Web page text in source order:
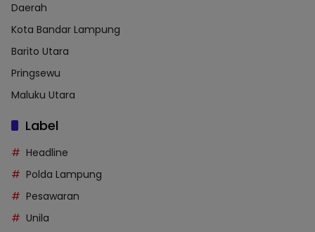
Daerah
Kota Bandar Lampung
Barito Utara
Pringsewu
Maluku Utara
Label
Headline
Polda Lampung
Pesawaran
Unila